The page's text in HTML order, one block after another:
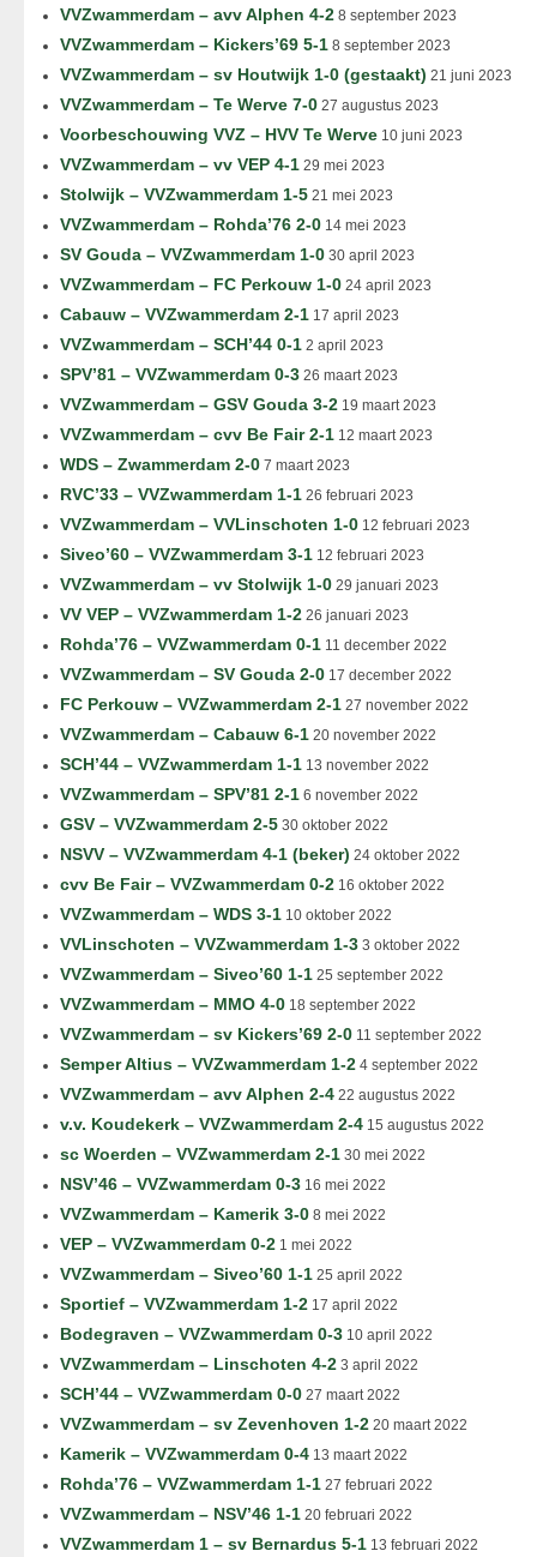
VVZwammerdam – avv Alphen 4-2 8 september 2023
VVZwammerdam – Kickers’69 5-1 8 september 2023
VVZwammerdam – sv Houtwijk 1-0 (gestaakt) 21 juni 2023
VVZwammerdam – Te Werve 7-0 27 augustus 2023
Voorbeschouwing VVZ – HVV Te Werve 10 juni 2023
VVZwammerdam – vv VEP 4-1 29 mei 2023
Stolwijk – VVZwammerdam 1-5 21 mei 2023
VVZwammerdam – Rohda’76 2-0 14 mei 2023
SV Gouda – VVZwammerdam 1-0 30 april 2023
VVZwammerdam – FC Perkouw 1-0 24 april 2023
Cabauw – VVZwammerdam 2-1 17 april 2023
VVZwammerdam – SCH’44 0-1 2 april 2023
SPV’81 – VVZwammerdam 0-3 26 maart 2023
VVZwammerdam – GSV Gouda 3-2 19 maart 2023
VVZwammerdam – cvv Be Fair 2-1 12 maart 2023
WDS – Zwammerdam 2-0 7 maart 2023
RVC’33 – VVZwammerdam 1-1 26 februari 2023
VVZwammerdam – VVLinschoten 1-0 12 februari 2023
Siveo’60 – VVZwammerdam 3-1 12 februari 2023
VVZwammerdam – vv Stolwijk 1-0 29 januari 2023
VV VEP – VVZwammerdam 1-2 26 januari 2023
Rohda’76 – VVZwammerdam 0-1 11 december 2022
VVZwammerdam – SV Gouda 2-0 17 december 2022
FC Perkouw – VVZwammerdam 2-1 27 november 2022
VVZwammerdam – Cabauw 6-1 20 november 2022
SCH’44 – VVZwammerdam 1-1 13 november 2022
VVZwammerdam – SPV’81 2-1 6 november 2022
GSV – VVZwammerdam 2-5 30 oktober 2022
NSVV – VVZwammerdam 4-1 (beker) 24 oktober 2022
cvv Be Fair – VVZwammerdam 0-2 16 oktober 2022
VVZwammerdam – WDS 3-1 10 oktober 2022
VVLinschoten – VVZwammerdam 1-3 3 oktober 2022
VVZwammerdam – Siveo’60 1-1 25 september 2022
VVZwammerdam – MMO 4-0 18 september 2022
VVZwammerdam – sv Kickers’69 2-0 11 september 2022
Semper Altius – VVZwammerdam 1-2 4 september 2022
VVZwammerdam – avv Alphen 2-4 22 augustus 2022
v.v. Koudekerk – VVZwammerdam 2-4 15 augustus 2022
sc Woerden – VVZwammerdam 2-1 30 mei 2022
NSV’46 – VVZwammerdam 0-3 16 mei 2022
VVZwammerdam – Kamerik 3-0 8 mei 2022
VEP – VVZwammerdam 0-2 1 mei 2022
VVZwammerdam – Siveo’60 1-1 25 april 2022
Sportief – VVZwammerdam 1-2 17 april 2022
Bodegraven – VVZwammerdam 0-3 10 april 2022
VVZwammerdam – Linschoten 4-2 3 april 2022
SCH’44 – VVZwammerdam 0-0 27 maart 2022
VVZwammerdam – sv Zevenhoven 1-2 20 maart 2022
Kamerik – VVZwammerdam 0-4 13 maart 2022
Rohda’76 – VVZwammerdam 1-1 27 februari 2022
VVZwammerdam – NSV’46 1-1 20 februari 2022
VVZwammerdam 1 – sv Bernardus 5-1 13 februari 2022